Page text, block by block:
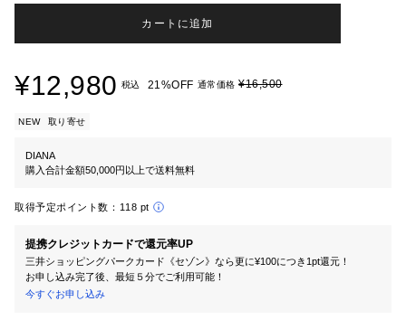
カートに追加
¥12,980 税込 21%OFF 通常価格 ¥16,500
NEW 取り寄せ
DIANA
購入合計金額50,000円以上で送料無料
取得予定ポイント数： 118 pt
提携クレジットカードで還元率UP
三井ショッピングパークカード《セゾン》なら更に¥100につき1pt還元！
お申し込み完了後、最短５分でご利用可能！
今すぐお申し込み